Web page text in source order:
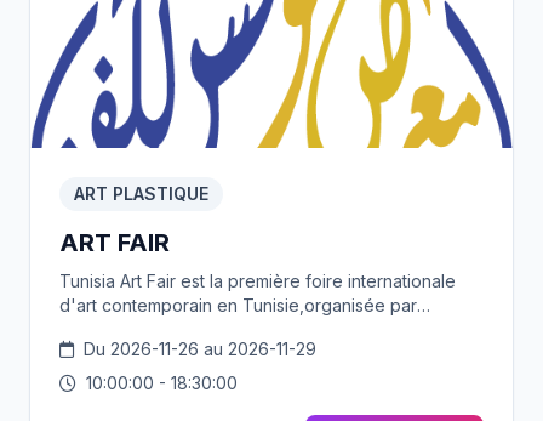
ART PLASTIQUE
ART FAIR
Tunisia Art Fair est la première foire internationale
d'art contemporain en Tunisie,organisée par
internationales telles que Paris, New York et Dubaï,
elle ambitionne de devenir une plateforme de
Du 2026-11-26 au 2026-11-29
10:00:00 - 18:30:00